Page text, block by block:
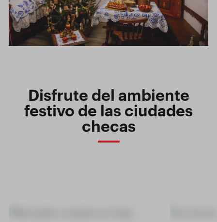
Disfrute del ambiente
festivo de las ciudades
checas